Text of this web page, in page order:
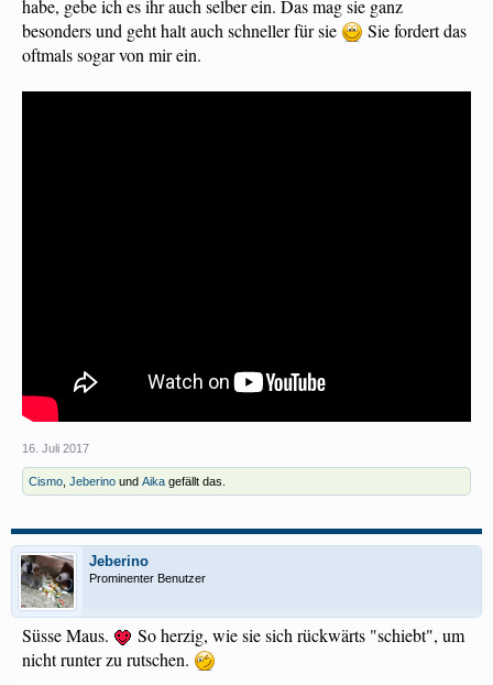
habe, gebe ich es ihr auch selber ein. Das mag sie ganz
besonders und geht halt auch schneller für sie
Sie fordert das
oftmals sogar von mir ein.
16. Juli 2017
Cismo Jeberino und Aika gefällt das.
Jeberino
Prominenter Benutzer
Süsse Maus.
So herzig, wie sie sich rückwärts "schiebt", um
nicht runter zu rutschen.